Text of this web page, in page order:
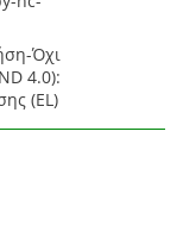
Όχι
4.0):
(EL)